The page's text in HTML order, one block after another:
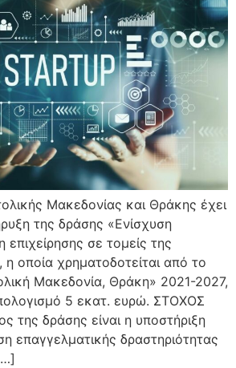
Μακεδονίας και Θράκης έχει
της δράσης «Ενίσχυση
επιχείρησης σε τομείς της
η οποία χρηματοδοτείται από το
Μακεδονία, Θράκη» 2021-2027,
5 εκατ. ευρώ. ΣΤΟΧΟΣ
της δράσης είναι η υποστήριξη
επαγγελματικής δραστηριότητας